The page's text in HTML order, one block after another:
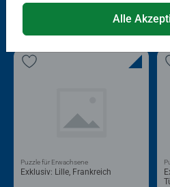
Andere Kunden
Exklusiv: Lille, Frankreich
Puzzle für Erwachsene
Alle